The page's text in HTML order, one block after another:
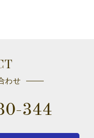
わせ
344